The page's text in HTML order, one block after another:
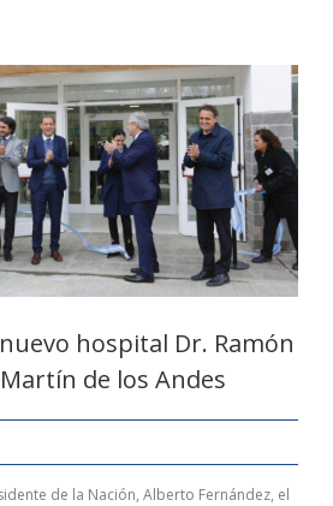
hospital Dr. Ramón
de los Andes
de la Nación, Alberto Fernández, el